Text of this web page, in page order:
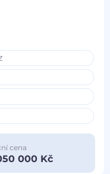
cena
000 Kč